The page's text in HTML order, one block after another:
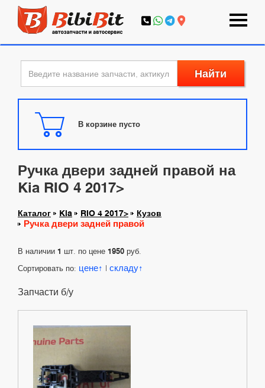
Найти
В корзине пусто
Ручка двери задней правой на
Kia RIO 4 2017>
Каталог Kia RIO 4 2017> Кузов
Ручка двери задней правой
В наличии 1 шт. по цене 1950 руб.
Сортировать по: цене | складу
Запчасти б/у